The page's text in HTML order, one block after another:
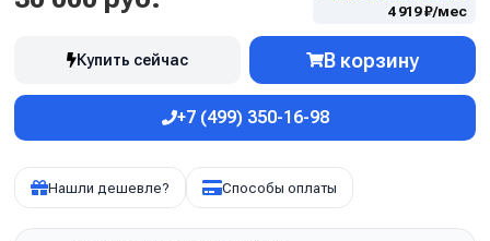
4 919 ₽/мес
Купить сейчас В корзину
+7 (499) 350-16-98
Нашли дешевле? Способы оплаты